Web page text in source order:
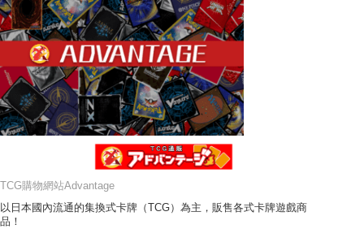
TCG購物網站Advantage
以日本國內流通的集換式卡牌（TCG）為主，販售各式卡牌遊戲商
品！